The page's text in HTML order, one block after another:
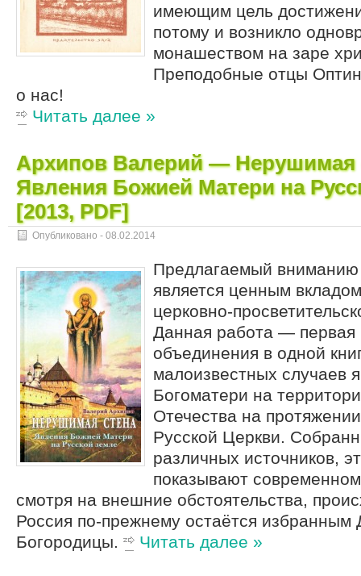
имеющим цель
потому и возникло
монашеством на заре
Преподобные отцы
о нас!
Читать далее »
Архипов Валерий — Нерушимая
Явления Божией Матери на
[2013, PDF]
Опубликовано - 08.02.2014
Предлагаемый вниманию
является ценным
церковно-
Данная работа — первая
объединения в одной
малоизвестных случаев
Богоматери на
Отечества на
Русской Церкви.
различных источников,
показывают
смотря на внешние обстоятельства,
Россия по-прежнему остаётся
Богородицы.
Читать далее »